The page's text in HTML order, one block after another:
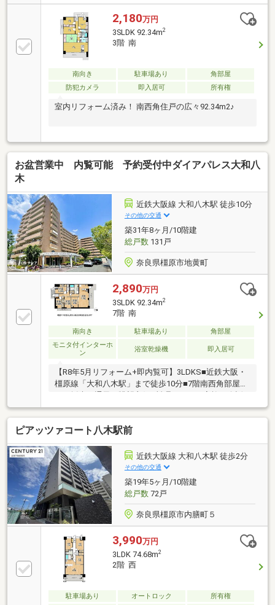
2,180万円
3SLDK 92.34m2
3階 南
南向き 駐車場あり
角部屋
防犯カメラ
即入居可 所有権
室内リフォーム済み！ 南西角住戸の広々92.34m2♪
お盆営業中 内覧可能 予約受付中ダイアパレス大和八
木
近鉄大阪線 大和八木駅 徒歩10分
その他の交通
築31年8ヶ月/10階建
総戸数131戸
奈良県橿原市地黄町
2,890万円
3SLDK 92.34m2
7階 南
南向き 駐車場あり
角部屋
モニタ付インターホ
ン
浴室乾燥機 即入居可
【R8年5月リフォーム+即内覧可】3LDKS■近鉄大阪・
橿原線「大和八木駅」まで徒歩10分■7階南西角部屋に
を楽しめるカウンターキッチン
ピアッツァコート八木駅前
近鉄大阪線 大和八木駅 徒歩2分
その他の交通
築19年5ヶ月/10階建
総戸数72戸
奈良県橿原市内膳町５
3,990万円
3LDK 74.68m2
2階 西
駐車場あり オートロック
所有権